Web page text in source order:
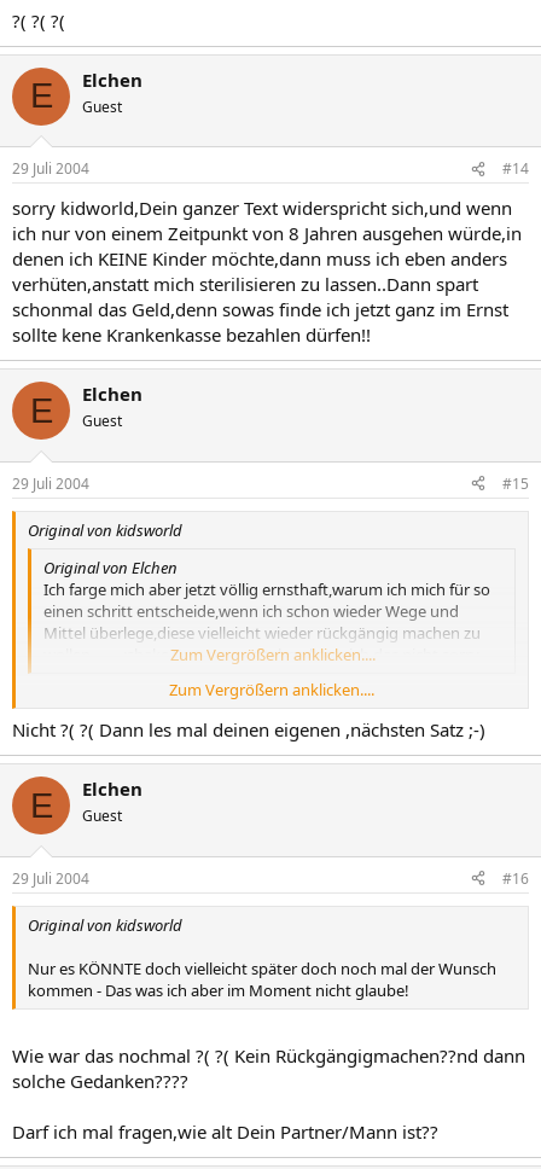
Hab da nämlich überhaupt keine Ahnung!
?( ?( ?(
E Elchen
Guest
29 Juli 2004 #14
sorry kidworld,Dein ganzer Text widerspricht sich,und wenn
ich nur von einem Zeitpunkt von 8 Jahren ausgehen würde,in
denen ich KEINE Kinder möchte,dann muss ich eben anders
verhüten,anstatt mich sterilisieren zu lassen..Dann spart
schonmal das Geld,denn sowas finde ich jetzt ganz im Ernst
sollte kene Krankenkasse bezahlen dürfen!!
E Elchen
Guest
29 Juli 2004 #15
Original von kidsworld
Original von Elchen
Ich farge mich aber jetzt völlig ernsthaft,warum ich mich für so
einen schritt entscheide,wenn ich schon wieder Wege und
Mittel überlege,diese vielleicht wieder rückgängig machen zu
wollen........ :shake So ganz verstehen kann ich das nicht sorry...
Zum Vergrößern anklicken....
Elchen, Elchen! :shake
wir haben nicht überlegt diesen Eingriff rückgängig zu machen!
Zum Vergrößern anklicken....
Nicht ?( ?( Dann les mal deinen eigenen ,nächsten Satz ;-)
E Elchen
Guest
29 Juli 2004 #16
Original von kidsworld
Nur es KÖNNTE doch vielleicht später doch noch mal der Wunsch
kommen - Das was ich aber im Moment nicht glaube!
Wie war das nochmal ?( ?( Kein Rückgängigmachen??nd dann
solche Gedanken????
Darf ich mal fragen,wie alt Dein Partner/Mann ist??